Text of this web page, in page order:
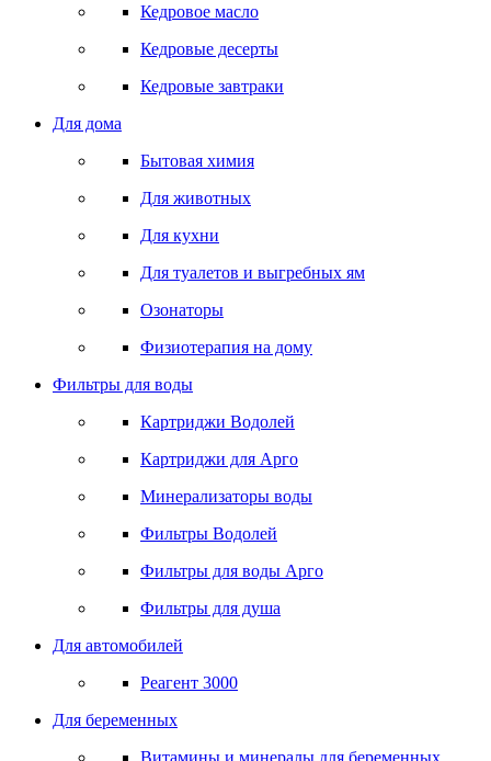
Кедровое масло
Кедровые десерты
Кедровые завтраки
Для дома
Бытовая химия
Для животных
Для кухни
Для туалетов и выгребных ям
Озонаторы
Физиотерапия на дому
Фильтры для воды
Картриджи Водолей
Картриджи для Арго
Минерализаторы воды
Фильтры Водолей
Фильтры для воды Арго
Фильтры для душа
Для автомобилей
Реагент 3000
Для беременных
Витамины и минералы для беременных